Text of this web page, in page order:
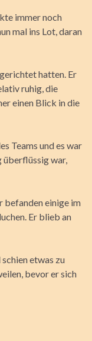
immer noch
mal ins Lot, daran
hatten. Er
ruhig, die
einen Blick in die
Teams und es war
überflüssig war,
befanden einige im
Er blieb an
etwas zu
bevor er sich